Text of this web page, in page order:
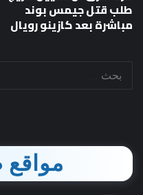
طلب قتل جيمس بوند
مباشرة بعد كازينو رويال